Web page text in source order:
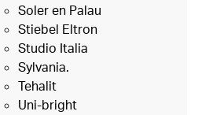
Soler en Palau
Stiebel Eltron
Studio Italia
Sylvania.
Tehalit
Uni-bright